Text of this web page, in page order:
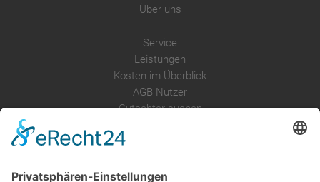
Über uns
Service
Leistungen
Kosten im Überblick
AGB Nutzer
Gutachter suchen
Anfrage